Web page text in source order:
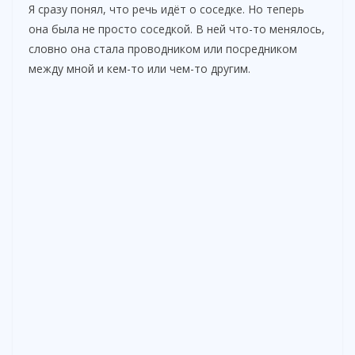
Я сразу понял, что речь идёт о соседке. Но теперь
она была не просто соседкой. В ней что-то менялось,
словно она стала проводником или посредником
между мной и кем-то или чем-то другим.